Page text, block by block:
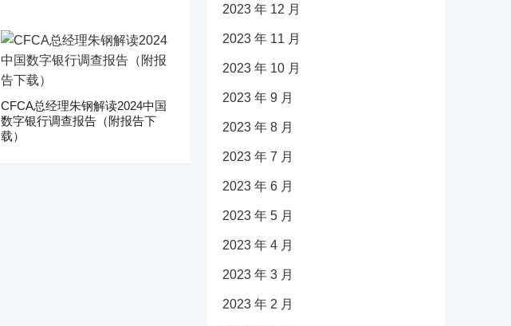
CFCA总经理朱钢解读2024中国
数字银行调查报告（附报告下
载）
2023 年 12 月
2023 年 11 月
2023 年 10 月
2023 年 9 月
2023 年 8 月
2023 年 7 月
2023 年 6 月
2023 年 5 月
2023 年 4 月
2023 年 3 月
2023 年 2 月